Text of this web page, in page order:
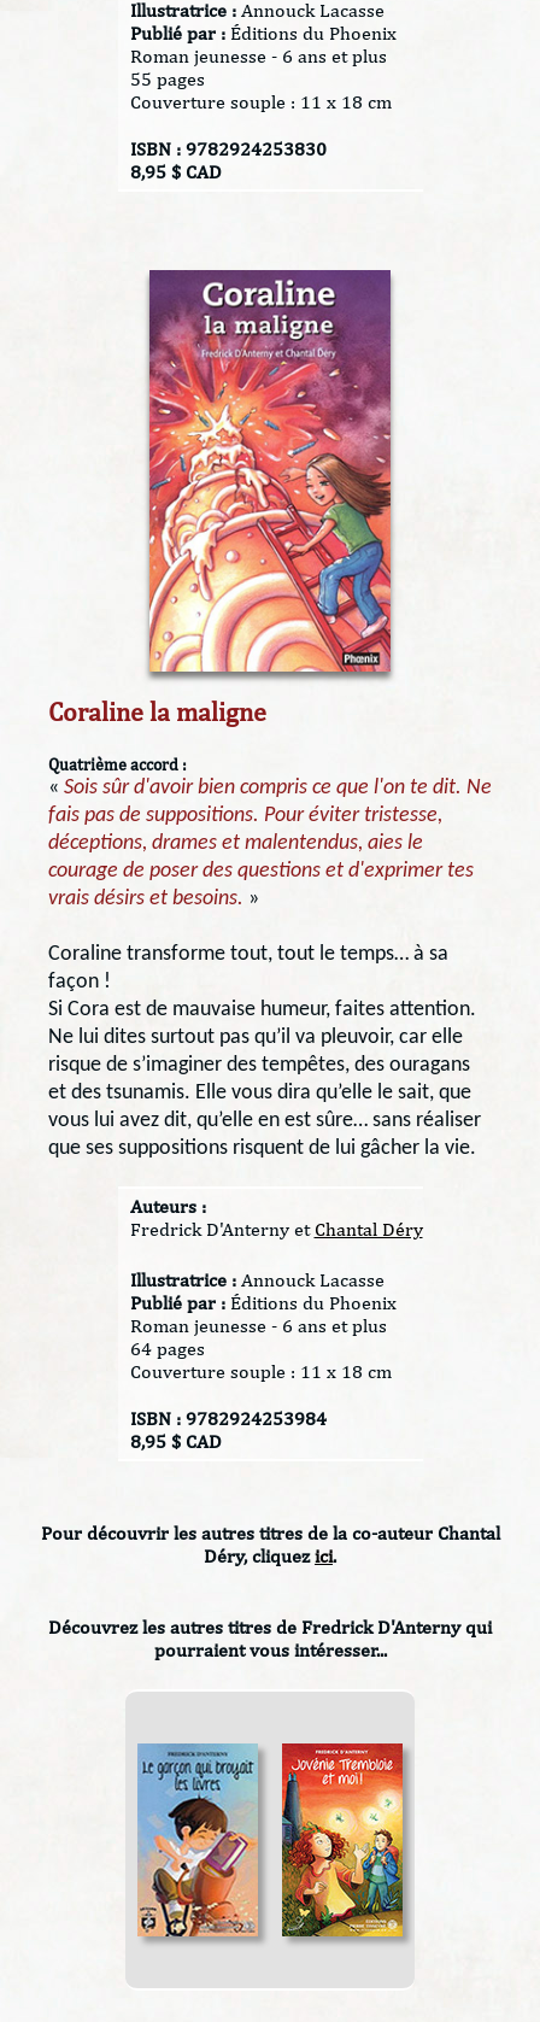
Illustratrice :Annouck Lacasse
Publié par : Éditions du Phoenix
Roman jeunesse - 6 ans et plus
55 pages
Couverture souple : 11 x 18 cm
ISBN : 9782924253830
8,95 $ CAD
Coraline la maligne
Quatrième accord :
« Sois sûr d'avoir bien compris ce que l'on te dit. Ne
fais pas de suppositions. Pour éviter tristesse,
déceptions, drames et malentendus, aies le
courage de poser des questions et d'exprimer tes
vrais désirs et besoins. »
Coraline transforme tout, tout le temps… à sa
façon !
Si Cora est de mauvaise humeur, faites attention.
Ne lui dites surtout pas qu’il va pleuvoir, car elle
risque de s’imaginer des tempêtes, des ouragans
et des tsunamis. Elle vous dira qu’elle le sait, que
vous lui avez dit, qu’elle en est sûre… sans réaliser
que ses suppositions risquent de lui gâcher la vie.
Auteurs :
Fredrick D'Anterny et Chantal Déry
Illustratrice :Annouck Lacasse
Publié par : Éditions du Phoenix
Roman jeunesse - 6 ans et plus
64 pages
Couverture souple : 11 x 18 cm
ISBN : 9782924253984
8,95 $ CAD
Pour découvrir les autres titres de la co-auteur Chantal
Déry, cliquezici.
Découvrez les autres titres de Fredrick D'Anterny qui
pourraient vous intéresser...